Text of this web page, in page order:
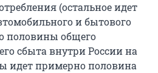
(остальное идет
и бытового
половины общего
сбыта внутри России на
идет примерно половина